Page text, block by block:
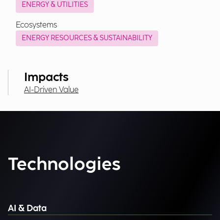
ENERGY & UTILITIES
Ecosystems
ENERGY RESOURCES & SUSTAINABILITY
Impacts
AI-Driven Value
Technologies
AI & Data